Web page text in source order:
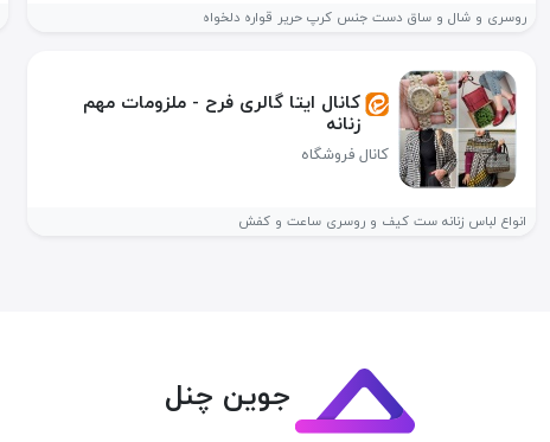
روسری و شال و ساق دست جنس کرپ حریر قواره دلخواه
کانال ایتا گالری فرح - ملزومات مهم
زنانه
کانال فروشگاه
انواع لباس زنانه ست کیف و روسری ساعت و کفش
جوین چنل